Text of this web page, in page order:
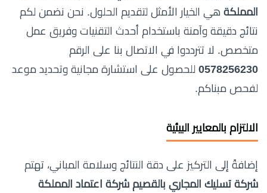
المملكة هي الخيار الأمثل لتقديم الحلول. نحن نضمن لكم
نتائج دقيقة وآمنة باستخدام أحدث التقنيات وفريق عمل
متخصص. لا تترددوا في الاتصال بنا على الرقم
0578256230 للحصول على استشارة مجانية وتحديد موعد
لفحص مبناكم.
الالتزام بالمعايير البيئية
إضافةً إلى التركيز على دقة النتائج وسلامة المباني، تهتم
شركة تسليك المجاري بالقصيم شركة اعتماد المملكة